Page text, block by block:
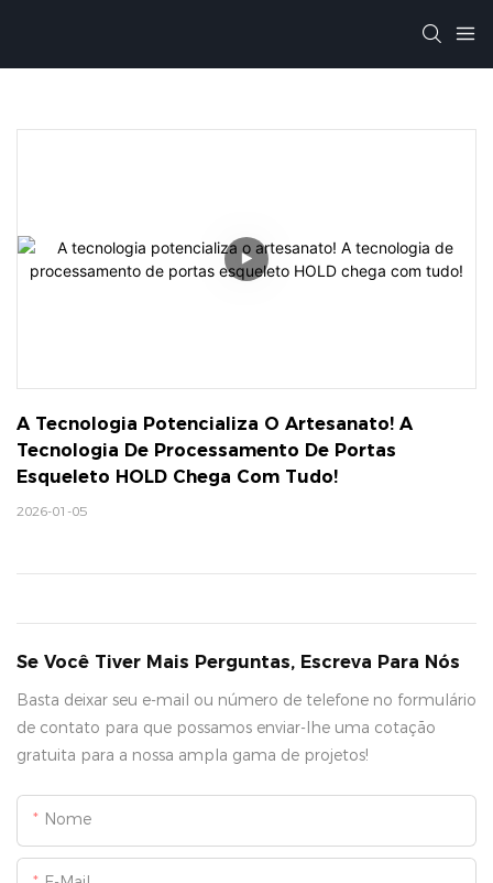
A Tecnologia Potencializa O Artesanato! A
Tecnologia De Processamento De Portas
Esqueleto HOLD Chega Com Tudo!
2026-01-05
Se Você Tiver Mais Perguntas, Escreva Para Nós
Basta deixar seu e-mail ou número de telefone no formulário
de contato para que possamos enviar-lhe uma cotação
gratuita para a nossa ampla gama de projetos!
Nome